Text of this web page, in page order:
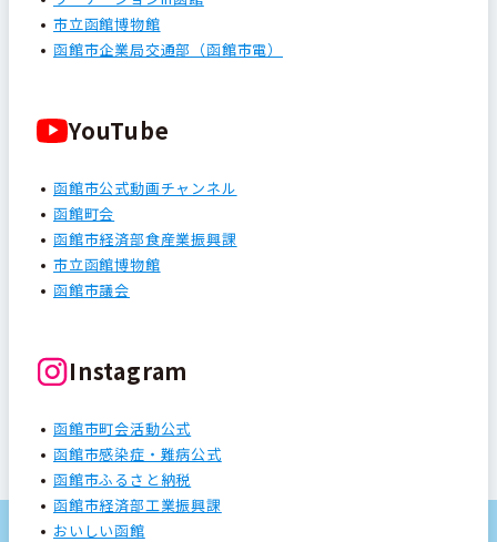
市立函館博物館
函館市企業局交通部（函館市電）
YouTube
函館市公式動画チャンネル
函館町会
函館市経済部食産業振興課
市立函館博物館
函館市議会
Instagram
函館市町会活動公式
函館市感染症・難病公式
函館市ふるさと納税
函館市経済部工業振興課
おいしい函館